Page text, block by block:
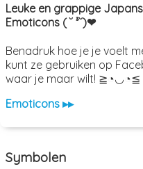
Leuke en grappige
Emoticons ( ˘ ³˘)❤
Benadruk hoe je je voelt
kunt ze gebruiken op
waar je maar wilt! ≧◔◡◔≦
Emoticons ▸▸
Symbolen